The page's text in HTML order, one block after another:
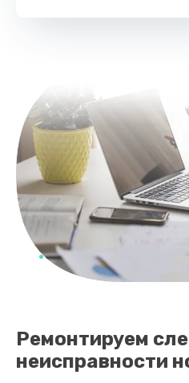
2490
Ремонтируем
неисправности